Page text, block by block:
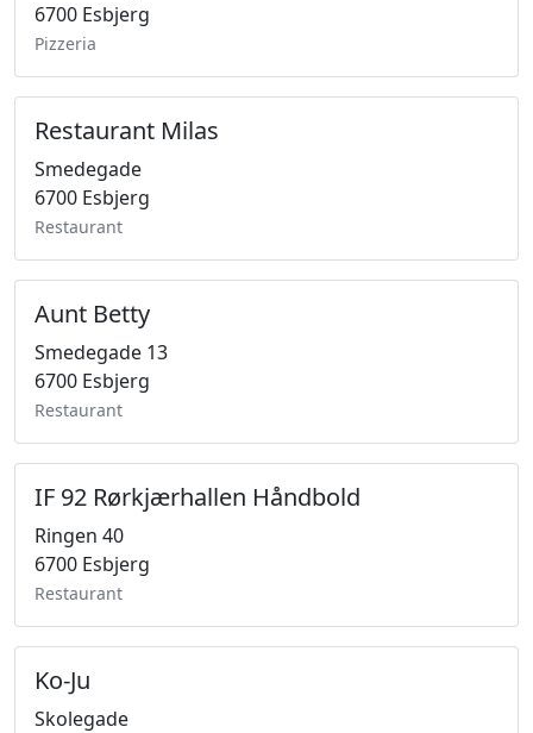
6700 Esbjerg
Pizzeria
Restaurant Milas
Smedegade
6700 Esbjerg
Restaurant
Aunt Betty
Smedegade 13
6700 Esbjerg
Restaurant
IF 92 Rørkjærhallen Håndbold
Ringen 40
6700 Esbjerg
Restaurant
Ko-Ju
Skolegade